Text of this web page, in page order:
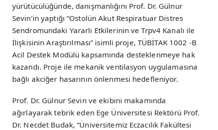
yürütücülüğünde, danışmanlığını Prof. Dr. Gülnur
Sevin’in yaptığı “Ostolün Akut Respiratuar Distres
Sendromundaki Yararlı Etkilerinin ve Trpv4 Kanalı ile
İlişkisinin Araştırılması” isimli proje, TÜBİTAK 1002 -B
Acil Destek Modülü kapsamında desteklenmeye hak
kazandı. Proje ile mekanik ventilasyon uygulamasına
bağlı akciğer hasarının önlenmesi hedefleniyor.
Prof. Dr. Gülnur Sevin ve ekibini makamında
ağırlayarak tebrik eden Ege Üniversitesi Rektörü Prof.
Dr. Necdet Budak, “Üniversitemiz Eczacılık Fakültesi